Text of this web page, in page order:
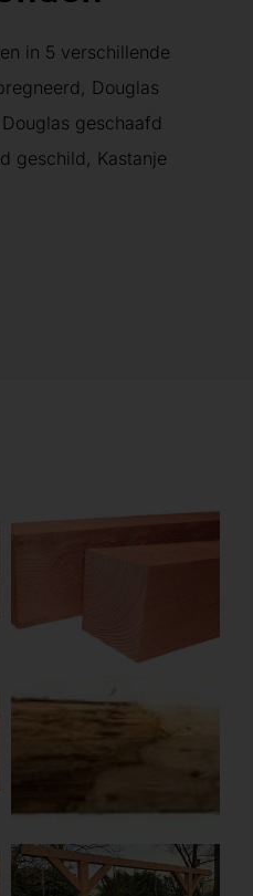
in 5 verschillende
Douglas
geschaafd
geschild, Kastanje